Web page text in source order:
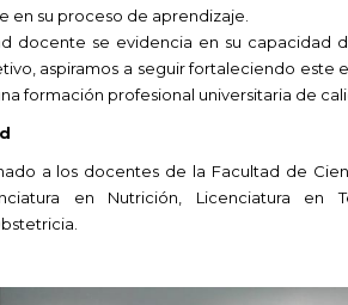
en su proceso de aprendizaje.
docente se evidencia en su capacidad
aspiramos a seguir fortaleciendo este
formación profesional universitaria de
a los docentes de la Facultad de
en Nutrición, Licenciatura en